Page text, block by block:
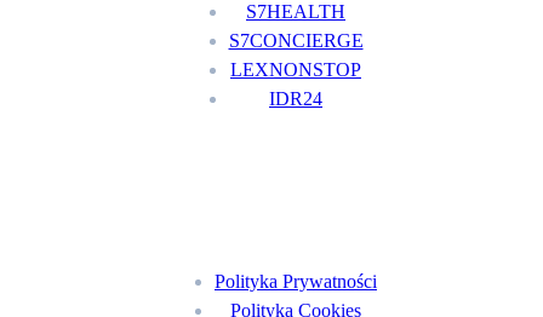
S7HEALTH
S7CONCIERGE
LEXNONSTOP
IDR24
Polityka Prywatności
Polityka Cookies